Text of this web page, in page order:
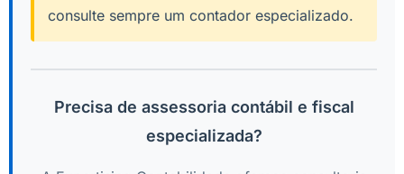
consulte sempre um contador especializado.
Precisa de assessoria contábil e fiscal
especializada?